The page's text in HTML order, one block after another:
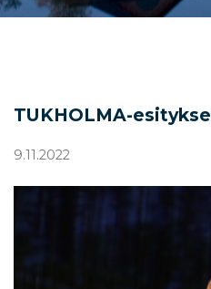
TUKHOLMA-
9.11.2022